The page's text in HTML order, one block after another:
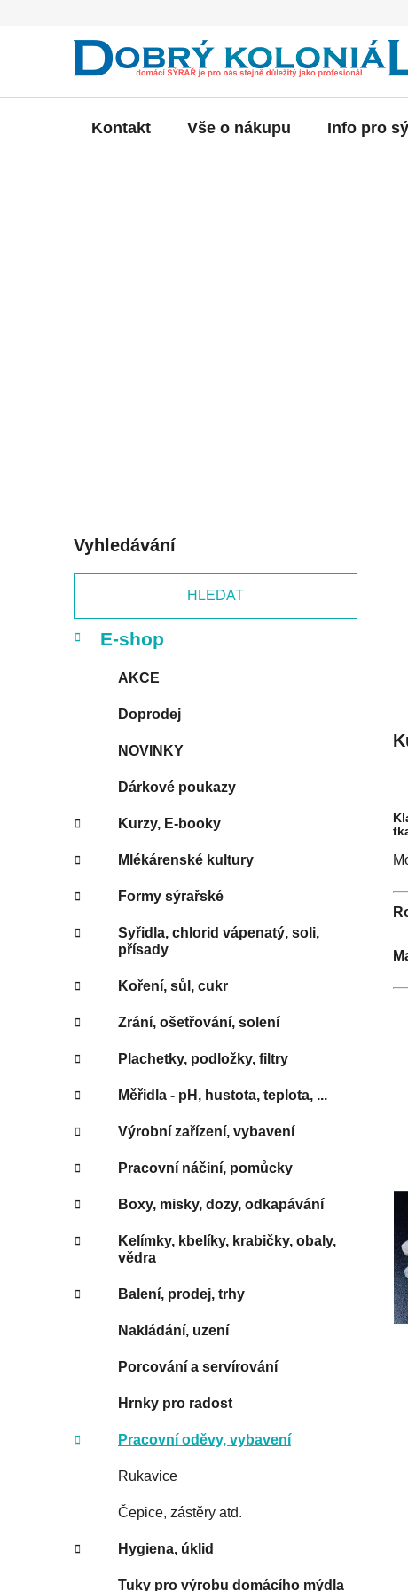
Kontakt Vše o nákupu Info pro
Vyhledávání
HLEDAT
kategorie
K
a
E-shop
AKCE
Doprodej
NOVINKY
Dárkové poukazy
Kurzy, E-booky
Mlékárenské kultury
Formy sýrařské
Syřidla, chlorid vápenatý, soli,
přísady
Koření, sůl, cukr
Zrání, ošetřování, solení
Plachetky, podložky, filtry
Měřidla - pH, hustota, teplota, ...
Výrobní zařízení, vybavení
Pracovní náčiní, pomůcky
Boxy, misky, dozy, odkapávání
Kelímky, kbelíky, krabičky, obaly,
vědra
Balení, prodej, trhy
Nakládání, uzení
Porcování a servírování
Hrnky pro radost
Pracovní oděvy, vybavení
Rukavice
Čepice, zástěry atd.
Hygiena, úklid
Tuky pro výrobu domácího mýdla